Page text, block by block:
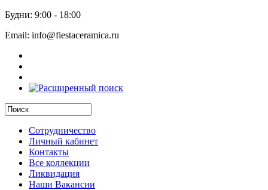
Будни: 9:00 - 18:00
Email: info@fiestaceramica.ru
Сотрудничество
Личный кабинет
Контакты
Все коллекции
Ликвидация
Наши Вакансии